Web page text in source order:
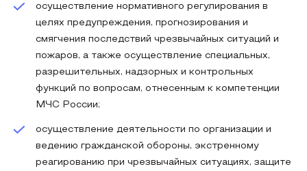
осуществление нормативного регулирования в
целях предупреждения, прогнозирования и
смягчения последствий чрезвычайных ситуаций и
пожаров, а также осуществление специальных,
разрешительных, надзорных и контрольных
функций по вопросам, отнесенным к компетенции
МЧС России;
осуществление деятельности по организации и
ведению гражданской обороны, экстренному
реагированию при чрезвычайных ситуациях, защите